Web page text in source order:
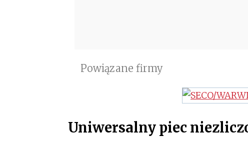
Powiązane firmy
Uniwersalny piec